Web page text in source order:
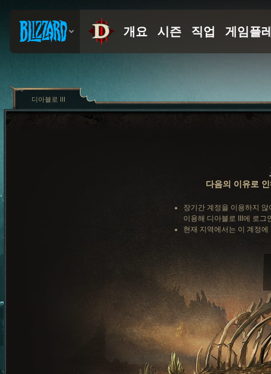
다음의 이유로
장기간 계정을 이용하지
이용해 디아블로 III에 로그
현재 지역에서는 이 계정
디아블로 III